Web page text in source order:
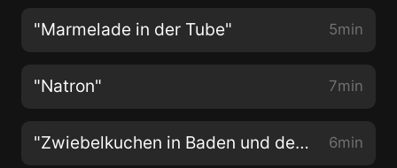
"Marmelade in der Tube" 5min
"Natron" 7min
"Zwiebelkuchen in Baden und der Pfalz" 6min